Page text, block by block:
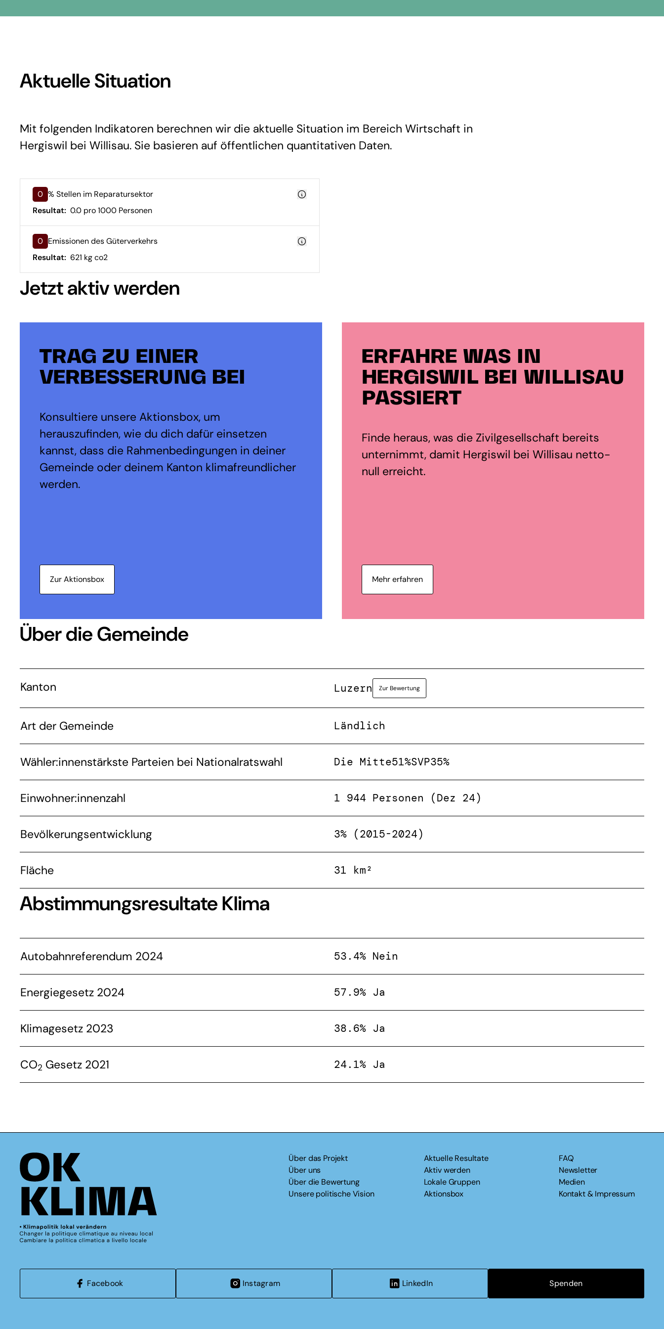
Aktuelle Situation
Mit folgenden Indikatoren berechnen wir die aktuelle Situation im Bereich Wirtschaft in
Hergiswil bei Willisau. Sie basieren auf öffentlichen quantitativen Daten.
0 % Stellen im Reparatursektor
Resultat: 0.0 pro 1000 Personen
0 Emissionen des Güterverkehrs
Resultat: 621 kg co2
Jetzt aktiv werden
TRAG ZU EINER
VERBESSERUNG BEI
Konsultiere unsere Aktionsbox, um
herauszufinden, wie du dich dafür einsetzen
kannst, dass die Rahmenbedingungen in deiner
Gemeinde oder deinem Kanton klimafreundlicher
werden.
Zur Aktionsbox
ERFAHRE WAS IN
HERGISWIL BEI WILLISAU
PASSIERT
Finde heraus, was die Zivilgesellschaft bereits
unternimmt, damit Hergiswil bei Willisau netto-
null erreicht.
Mehr erfahren
Über die Gemeinde
Kanton Luzern Zur Bewertung
Art der Gemeinde Ländlich
Wähler:innenstärkste Parteien bei Nationalratswahl Die Mitte51%SVP35%
Einwohner:innenzahl 1 944 Personen (Dez 24)
Bevölkerungsentwicklung 3% (2015-2024)
Fläche 31 km²
Abstimmungsresultate Klima
Autobahnreferendum 2024 53.4% Nein
Energiegesetz 2024 57.9% Ja
Klimagesetz 2023 38.6% Ja
CO2 Gesetz 2021 24.1% Ja
Über das Projekt
Über uns
Über die Bewertung
Unsere politische Vision
Aktuelle Resultate
Aktiv werden
Lokale Gruppen
Aktionsbox
FAQ
Newsletter
Medien
Kontakt & Impressum
Facebook Instagram LinkedIn Spenden